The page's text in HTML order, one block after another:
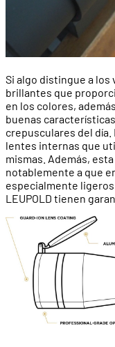
Si algo distingue a los
brillantes que
en los colores,
buenas
crepusculares del
lentes internas que
mismas. Además,
notablemente a que
especialmente
LEUPOLD tienen